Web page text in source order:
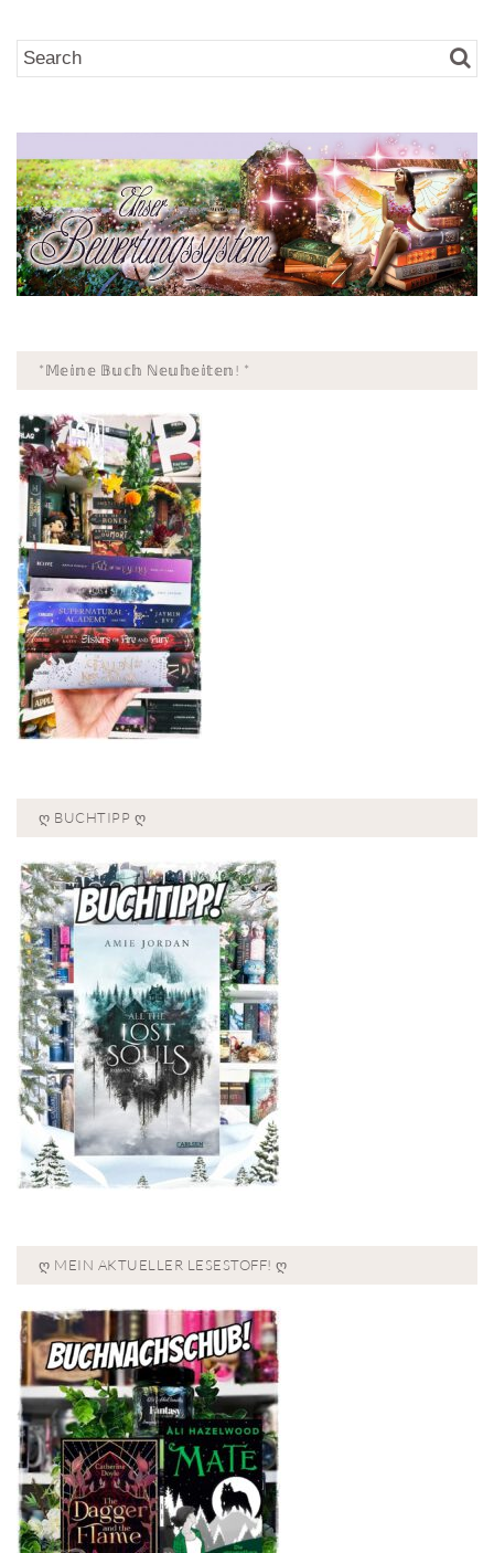
*𝕄𝕖𝕚𝕟𝕖 𝔹𝕦𝕔𝕙 ℕ𝕖𝕦𝕙𝕖𝕚𝕥𝕖𝕟! *
Ღ BUCHTIPP Ღ
Ღ MEIN AKTUELLER LESESTOFF! Ღ